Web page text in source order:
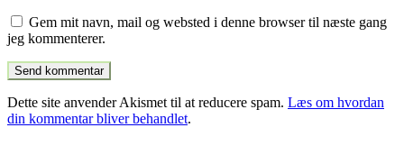
Gem mit navn, mail og websted i denne browser til næste gang
jeg kommenterer.
Dette site anvender Akismet til at reducere spam. Læs om hvordan
din kommentar bliver behandlet.